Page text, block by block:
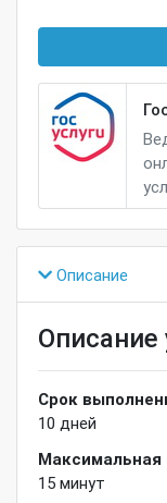
Описание
Описание
Срок
10 дней
Максимальная
15 минут